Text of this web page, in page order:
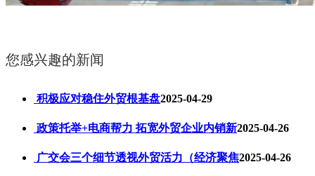
您感兴趣的新闻
积极应对稳住外贸根基盘2025-04-29
政策托举+电商帮力 拓宽外贸企业内销新2025-04-26
广交会三个细节透视外贸活力（经济聚焦2025-04-26